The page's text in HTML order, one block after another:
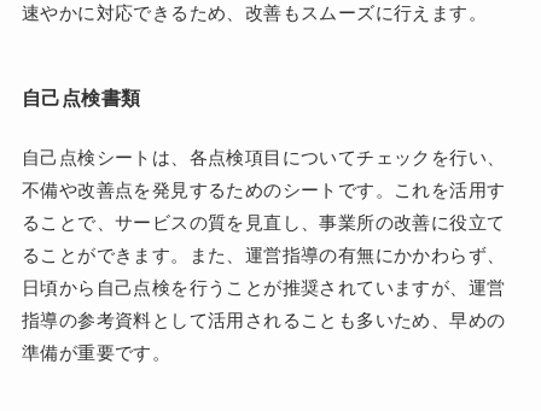
速やかに対応できるため、改善もスムーズに行えます。
自己点検書類
自己点検シートは、各点検項目についてチェックを行い、
不備や改善点を発見するためのシートです。これを活用す
ることで、サービスの質を見直し、事業所の改善に役立て
ることができます。また、運営指導の有無にかかわらず、
日頃から自己点検を行うことが推奨されていますが、運営
指導の参考資料として活用されることも多いため、早めの
準備が重要です。